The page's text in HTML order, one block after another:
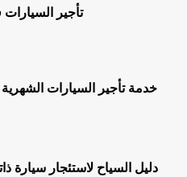
UNITED KINGDOM
تأجير
خدمة تأجير السيارات
دليل السياح لاستئجار سيارة